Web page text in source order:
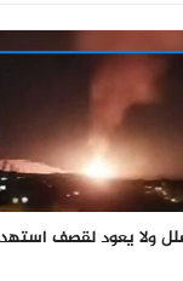
ولا يعود لقصف